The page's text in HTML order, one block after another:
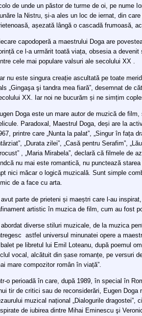
de unde un păstor de turme de oi, pe nume
la Nistru, și-a ales un loc de iernat, din
așezată lângă o cascadă frumoasă,
capodoperă a maestrului Doga are
ce l-a urmărit toată viața, obsesia a devenit
cele mai populare valsuri ale secolului XX .
nu este singura creație ascultată pe toate
„Gingaşa şi tandra mea fiară”, desemnat de
XX. Iar noi ne bucurăm și ne simțim
Doga este un mare autor de muzică de
Paradoxal, Maestrul Doga, deși are la
printre care „Nunta la palat”, „Singur în fața
„Durata zilei”, „Casă pentru Serafim”,
, „Maria Mirabela”, declară că filmele de
nu mai este romantică, nu punctează
nici măcar o logică muzicală. Sunt simple
de a face cu arta.
avut parte de prieteni și maeștri care l-au
artistic în muzica de film, cum au fost
abordat diverse stiluri muzicale, de la muzica
astfel universul minunatei opere a
pe libretul lui Emil Loteanu, după poemul
vocal, alcătuit din șase romanțe, pe versuri
mare compozitor român în viață”.
o perioadă în care, după 1989, în special în
tir de critici sau de reconsiderări, Eugen
muzical național „Dialogurile
de iubirea dintre Mihai Eminescu şi